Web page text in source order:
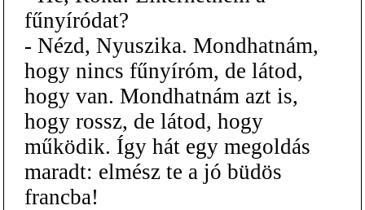
fűnyíródat?
- Nézd, Nyuszika. Mondhatnám,
hogy nincs fűnyíróm, de látod,
hogy van. Mondhatnám azt is,
hogy rossz, de látod, hogy
működik. Így hát egy megoldás
maradt: elmész te a jó büdös
francba!